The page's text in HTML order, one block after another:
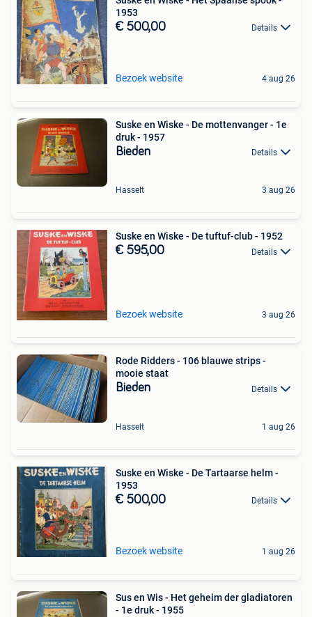
1953
€ 500,00 Details
Bezoek website 4 aug 26
Suske en Wiske - De mottenvanger - 1e
druk - 1957
Bieden Details
Hasselt 3 aug 26
Suske en Wiske - De tuftuf-club - 1952
€ 595,00 Details
Bezoek website 3 aug 26
Rode Ridders - 106 blauwe strips -
mooie staat
Bieden Details
Hasselt 1 aug 26
Suske en Wiske - De Tartaarse helm -
1953
€ 500,00 Details
Bezoek website 1 aug 26
Sus en Wis - Het geheim der gladiatoren
- 1e druk - 1955